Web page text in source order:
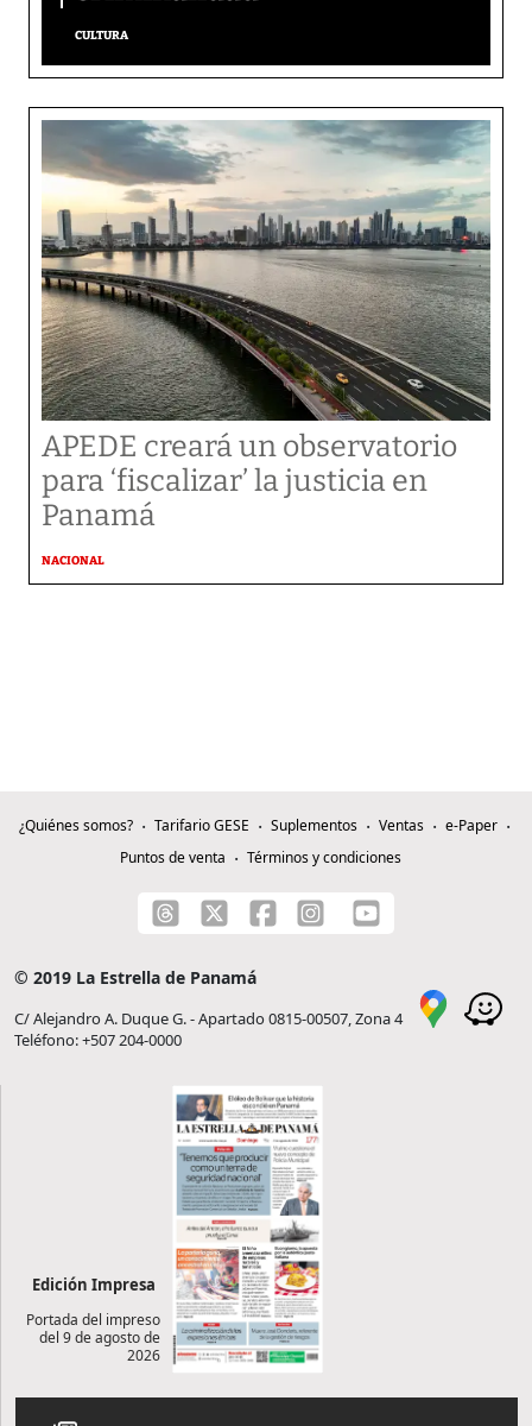
CULTURA
APEDE creará un observatorio
para ‘fiscalizar’ la justicia en
Panamá
NACIONAL
¿Quiénes somos? Tarifario GESE Suplementos Ventas
e-Paper
Puntos de venta
Términos y condiciones
© 2019 La Estrella de Panamá
C/ Alejandro A. Duque G. - Apartado 0815-00507, Zona 4
Teléfono: +507 204-0000
Edición Impresa
Portada del impreso
del 9 de agosto de
2026